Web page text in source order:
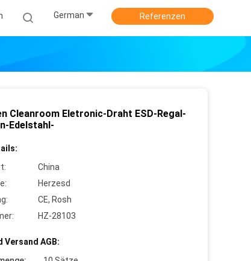
German Referenzen
Cleanroom Eletronic-Draht ESD-Regal-
Edelstahl-
China
Herzesd
CE, Rosh
HZ-28103
Versand AGB: